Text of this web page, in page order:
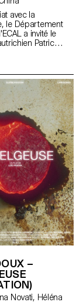
avec la
le Département
a invité le
Patric
–